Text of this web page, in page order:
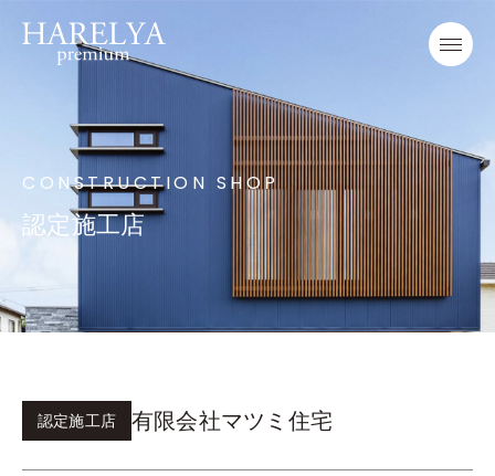
CONSTRUCTION SHOP
認定施工店
認定施工店 有限会社マツミ住宅